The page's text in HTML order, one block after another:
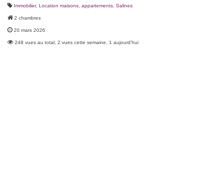
Immobilier, Location maisons, appartements Salines
2 chambres
20 mars 2026
248 vues au total, 2 vues cette semaine, 1 aujourd'hui